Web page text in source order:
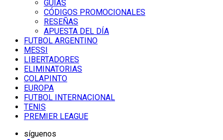
GUÍAS
CÓDIGOS PROMOCIONALES
RESEÑAS
APUESTA DEL DÍA
FUTBOL ARGENTINO
MESSI
LIBERTADORES
ELIMINATORIAS
COLAPINTO
EUROPA
FUTBOL INTERNACIONAL
TENIS
PREMIER LEAGUE
síguenos